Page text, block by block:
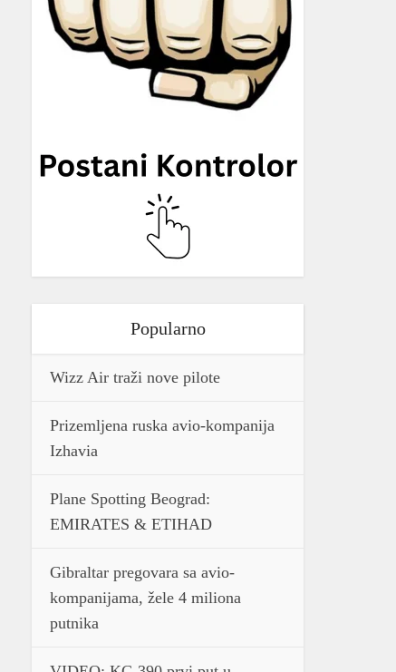
Popularno
Wizz Air traži nove pilote
Prizemljena ruska avio-kompanija
Izhavia
Plane Spotting Beograd:
EMIRATES & ETIHAD
Gibraltar pregovara sa avio-
kompanijama, žele 4 miliona
putnika